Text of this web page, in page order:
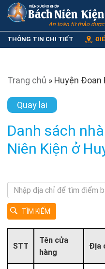
An toàn từ thảo dược
THÔNG TIN CHI TIẾT
Trang chủ » Huyện Đoan
Quay lại
Danh sách
Niên Kiện ở
STT
Tên cửa
hàng
Địa